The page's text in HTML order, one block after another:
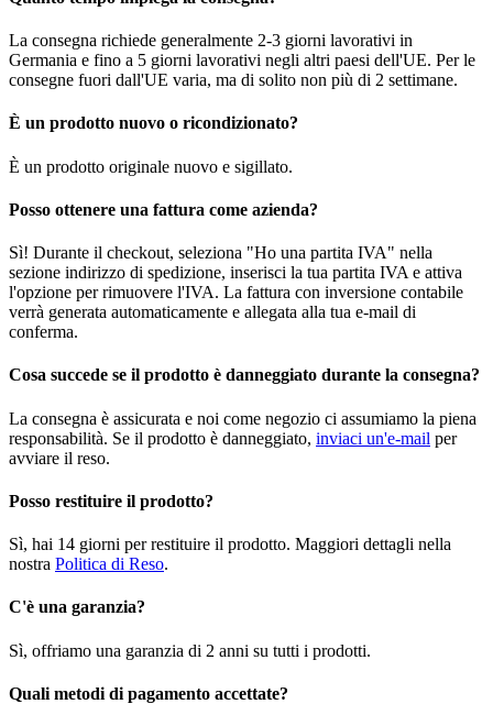
La consegna richiede generalmente 2-3 giorni lavorativi in
Germania e fino a 5 giorni lavorativi negli altri paesi dell'UE. Per le
consegne fuori dall'UE varia, ma di solito non più di 2 settimane.
È un prodotto nuovo o ricondizionato?
È un prodotto originale nuovo e sigillato.
Posso ottenere una fattura come azienda?
Sì! Durante il checkout, seleziona "Ho una partita IVA" nella
sezione indirizzo di spedizione, inserisci la tua partita IVA e attiva
l'opzione per rimuovere l'IVA. La fattura con inversione contabile
verrà generata automaticamente e allegata alla tua e-mail di
conferma.
Cosa succede se il prodotto è danneggiato durante la consegna?
La consegna è assicurata e noi come negozio ci assumiamo la piena
responsabilità. Se il prodotto è danneggiato, inviaci un'e-mail per
avviare il reso.
Posso restituire il prodotto?
Sì, hai 14 giorni per restituire il prodotto. Maggiori dettagli nella
nostra Politica di Reso.
C'è una garanzia?
Sì, offriamo una garanzia di 2 anni su tutti i prodotti.
Quali metodi di pagamento accettate?